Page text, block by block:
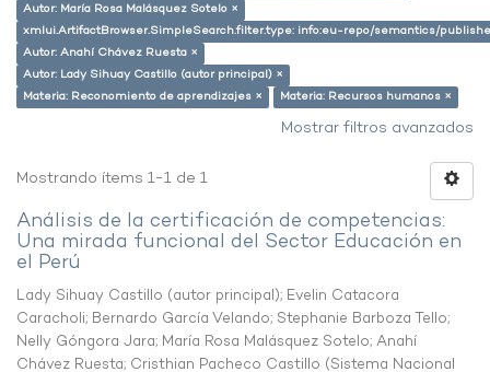
Autor: María Rosa Malásquez Sotelo ×
xmlui.ArtifactBrowser.SimpleSearch.filter.type: info:eu-repo/semantics/
Autor: Anahí Chávez Ruesta ×
Autor: Lady Sihuay Castillo (autor principal) ×
Materia: Reconomiento de aprendizajes ×
Materia: Recursos humanos ×
Mostrar filtros avanzados
Mostrando ítems 1-1 de 1
Análisis de la certificación de competencias:
Una mirada funcional del Sector Educación en
el Perú
Lady Sihuay Castillo (autor principal); Evelin Catacora
Caracholi; Bernardo García Velando; Stephanie Barboza Tello;
Nelly Góngora Jara; María Rosa Malásquez Sotelo; Anahí
Chávez Ruesta; Cristhian Pacheco Castillo (Sistema Nacional